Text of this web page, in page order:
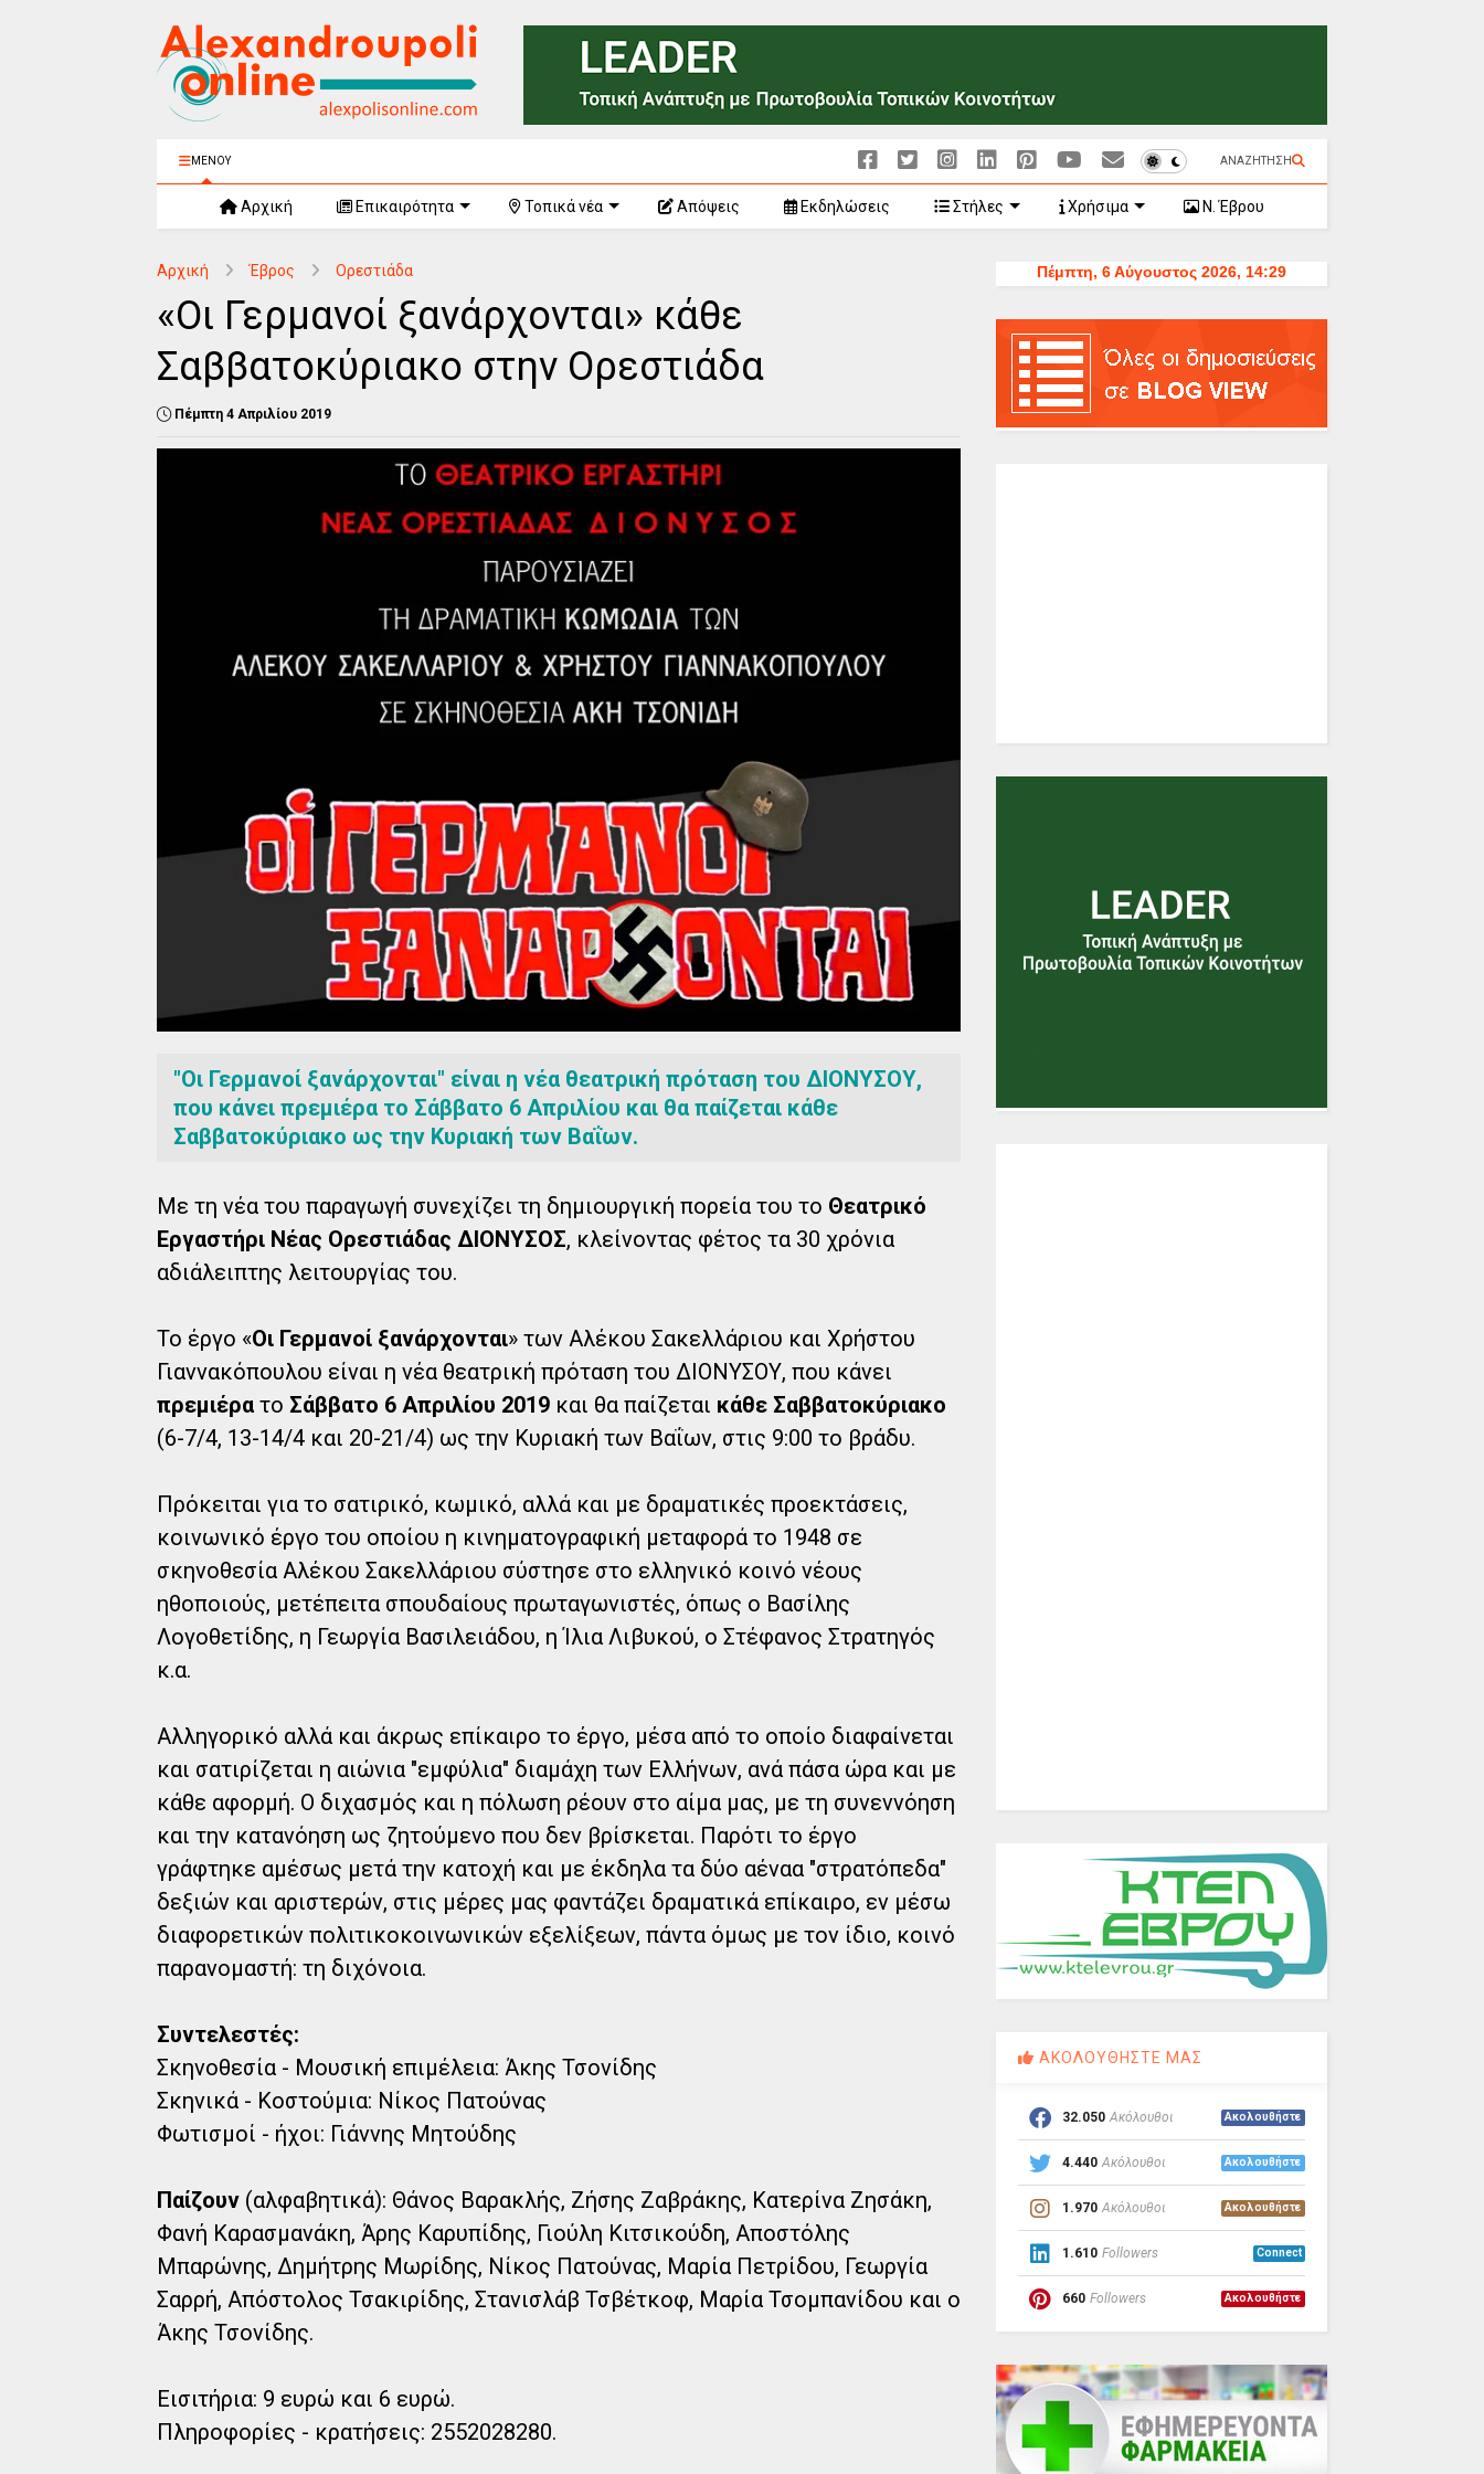
ΜΕΝΟΥ ΑΝΑΖΗΤΗΣΗ
Αρχική Επικαιρότητα Τοπικά νέα Απόψεις Εκδηλώσεις Στήλες Χρήσιμα Ν. Έβρου
Αρχική Έβρος Ορεστιάδα
«Οι Γερμανοί ξανάρχονται» κάθε
Σαββατοκύριακο στην Ορεστιάδα
Πέμπτη 4 Απριλίου 2019
"Οι Γερμανοί ξανάρχονται" είναι η νέα θεατρική πρόταση του ΔΙΟΝΥΣΟΥ,
που κάνει πρεμιέρα το Σάββατο 6 Απριλίου και θα παίζεται κάθε
Σαββατοκύριακο ως την Κυριακή των Βαΐων.
Με τη νέα του παραγωγή συνεχίζει τη δημιουργική πορεία του το Θεατρικό
Εργαστήρι Νέας Ορεστιάδας ΔΙΟΝΥΣΟΣ, κλείνοντας φέτος τα 30 χρόνια
αδιάλειπτης λειτουργίας του.
Το έργο «Οι Γερμανοί ξανάρχονται» των Αλέκου Σακελλάριου και Χρήστου
Γιαννακόπουλου είναι η νέα θεατρική πρόταση του ΔΙΟΝΥΣΟΥ, που κάνει
πρεμιέρα το Σάββατο 6 Απριλίου 2019 και θα παίζεται κάθε Σαββατοκύριακο
(6-7/4, 13-14/4 και 20-21/4) ως την Κυριακή των Βαΐων, στις 9:00 το βράδυ.
Πρόκειται για το σατιρικό, κωμικό, αλλά και με δραματικές προεκτάσεις,
κοινωνικό έργο του οποίου η κινηματογραφική μεταφορά το 1948 σε
σκηνοθεσία Αλέκου Σακελλάριου σύστησε στο ελληνικό κοινό νέους
ηθοποιούς, μετέπειτα σπουδαίους πρωταγωνιστές, όπως ο Βασίλης
Λογοθετίδης, η Γεωργία Βασιλειάδου, η Ίλια Λιβυκού, ο Στέφανος Στρατηγός
κ.α.
Αλληγορικό αλλά και άκρως επίκαιρο το έργο, μέσα από το οποίο διαφαίνεται
και σατιρίζεται η αιώνια "εμφύλια" διαμάχη των Ελλήνων, ανά πάσα ώρα και με
κάθε αφορμή. Ο διχασμός και η πόλωση ρέουν στο αίμα μας, με τη συνεννόηση
και την κατανόηση ως ζητούμενο που δεν βρίσκεται. Παρότι το έργο
γράφτηκε αμέσως μετά την κατοχή και με έκδηλα τα δύο αέναα "στρατόπεδα"
δεξιών και αριστερών, στις μέρες μας φαντάζει δραματικά επίκαιρο, εν μέσω
διαφορετικών πολιτικοκοινωνικών εξελίξεων, πάντα όμως με τον ίδιο, κοινό
παρανομαστή: τη διχόνοια.
Συντελεστές:
Σκηνοθεσία - Μουσική επιμέλεια: Άκης Τσονίδης
Σκηνικά - Κοστούμια: Νίκος Πατούνας
Φωτισμοί - ήχοι: Γιάννης Μητούδης
Παίζουν (αλφαβητικά): Θάνος Βαρακλής, Ζήσης Ζαβράκης, Κατερίνα Ζησάκη,
Φανή Καρασμανάκη, Άρης Καρυπίδης, Γιούλη Κιτσικούδη, Αποστόλης
Μπαρώνης, Δημήτρης Μωρίδης, Νίκος Πατούνας, Μαρία Πετρίδου, Γεωργία
Σαρρή, Απόστολος Τσακιρίδης, Στανισλάβ Τσβέτκοφ, Μαρία Τσομπανίδου και ο
Άκης Τσονίδης.
Εισιτήρια: 9 ευρώ και 6 ευρώ.
Πληροφορίες - κρατήσεις: 2552028280.
ΑΚΟΛΟΥΘΗΣΤΕ ΜΑΣ
32.050 Ακόλουθοι Ακολουθήστε
4.440 Ακόλουθοι Ακολουθήστε
1.970 Ακόλουθοι Ακολουθήστε
1.610 Followers Connect
660 Followers Ακολουθήστε